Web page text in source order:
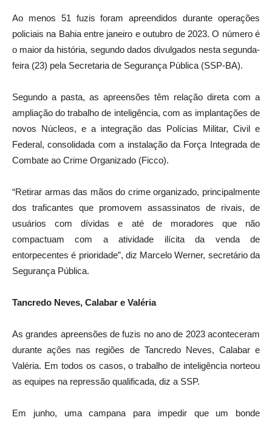
Ao menos 51 fuzis foram apreendidos durante operações
policiais na Bahia entre janeiro e outubro de 2023. O número é
o maior da história, segundo dados divulgados nesta segunda-
feira (23) pela Secretaria de Segurança Pública (SSP-BA).
Segundo a pasta, as apreensões têm relação direta com a
ampliação do trabalho de inteligência, com as implantações de
novos Núcleos, e a integração das Polícias Militar, Civil e
Federal, consolidada com a instalação da Força Integrada de
Combate ao Crime Organizado (Ficco).
“Retirar armas das mãos do crime organizado, principalmente
dos traficantes que promovem assassinatos de rivais, de
usuários com dívidas e até de moradores que não
compactuam com a atividade ilícita da venda de
entorpecentes é prioridade”, diz Marcelo Werner, secretário da
Segurança Pública.
Tancredo Neves, Calabar e Valéria
As grandes apreensões de fuzis no ano de 2023 aconteceram
durante ações nas regiões de Tancredo Neves, Calabar e
Valéria. Em todos os casos, o trabalho de inteligência norteou
as equipes na repressão qualificada, diz a SSP.
Em junho, uma campana para impedir que um bonde